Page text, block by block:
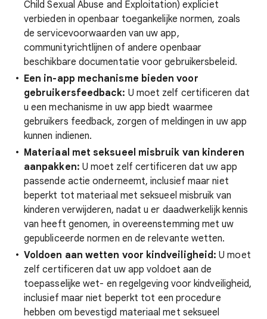
Child Sexual Abuse and Exploitation) expliciet
verbieden in openbaar toegankelijke normen, zoals
de servicevoorwaarden van uw app,
communityrichtlijnen of andere openbaar
beschikbare documentatie voor gebruikersbeleid.
Een in-app mechanisme bieden voor
gebruikersfeedback: U moet zelf certificeren dat
u een mechanisme in uw app biedt waarmee
gebruikers feedback, zorgen of meldingen in uw app
kunnen indienen.
Materiaal met seksueel misbruik van kinderen
aanpakken: U moet zelf certificeren dat uw app
passende actie onderneemt, inclusief maar niet
beperkt tot materiaal met seksueel misbruik van
kinderen verwijderen, nadat u er daadwerkelijk kennis
van heeft genomen, in overeenstemming met uw
gepubliceerde normen en de relevante wetten.
Voldoen aan wetten voor kindveiligheid: U moet
zelf certificeren dat uw app voldoet aan de
toepasselijke wet- en regelgeving voor kindveiligheid,
inclusief maar niet beperkt tot een procedure
hebben om bevestigd materiaal met seksueel